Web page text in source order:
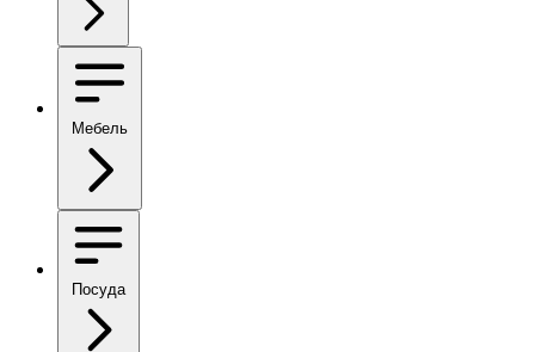
Мебель
Посуда